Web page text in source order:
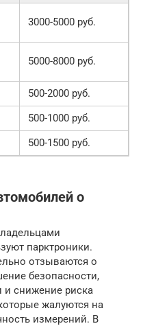
3000-5000 руб.
5000-8000 руб.
500-2000 руб.
500-1000 руб.
500-1500 руб.
о
парктроники.
отзываются о
безопасности,
и снижение риска
жалуются на
измерений. В